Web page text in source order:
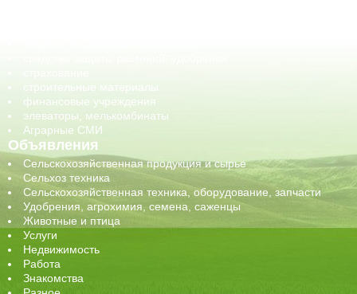
строительные материалы
финансовые учреждения
элеваторы, мелькомбинаты
Аграрные СМИ
Объявления
Сельскохозяйственная продукция и сырье
Сельхоз техника
Сельскохозяйственная техника, оборудование, запчасти
Удобрения, агрохимия, семена, саженцы
Животные и птица
Услуги
Недвижимость
Работа
Знакомства